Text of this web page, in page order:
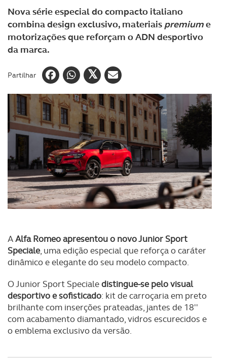
Nova série especial do compacto italiano
combina design exclusivo, materiais premiume
motorizações que reforçam o ADN desportivo
da marca.
Partilhar
AAlfa Romeo apresentou o novo Junior Sport
Speciale, uma edição especial que reforça o caráter
dinâmico e elegante do seu modelo compacto.
O Junior Sport Specialedistingue-se pelo visual
desportivo e sofisticado: kit de carroçaria em preto
brilhante com inserções prateadas, jantes de 18''
com acabamento diamantado, vidros escurecidos e
o emblema exclusivo da versão.